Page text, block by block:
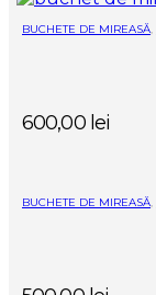
BUCHETE DE MIREASĂ,
600,00 lei
BUCHETE DE MIREASĂ,